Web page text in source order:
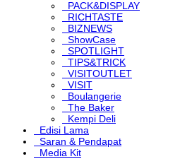
PACK&DISPLAY
RICHTASTE
BIZNEWS
ShowCase
SPOTLIGHT
TIPS&TRICK
VISITOUTLET
VISIT
Boulangerie
The Baker
Kempi Deli
Edisi Lama
Saran & Pendapat
Media Kit